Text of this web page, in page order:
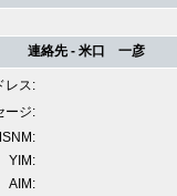
連絡先 - 米口 一彦
レス:
ージ:
YIM:
AIM: